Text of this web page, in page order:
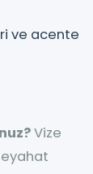
ve acente
Vize